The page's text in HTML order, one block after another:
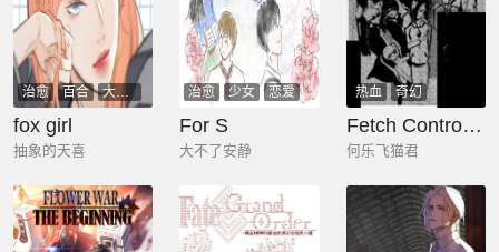
治愈 百合
大女主
少女
恋爱
fox girl
抽象的天喜
治愈 少女 恋爱
For S
大不了安静
热血 奇幻
Fetch Controller噬魂
何乐飞猫君